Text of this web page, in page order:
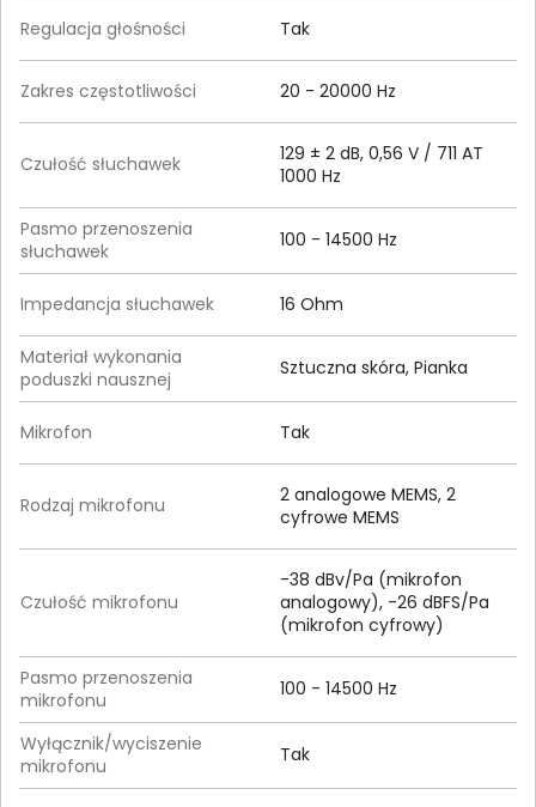
Regulacja głośności Tak
Zakres częstotliwości 20 - 20000 Hz
Czułość słuchawek
129 ± 2 dB, 0,56 V / 711 AT
1000 Hz
Pasmo przenoszenia
słuchawek
100 - 14500 Hz
Impedancja słuchawek 16 Ohm
Materiał wykonania
poduszki nausznej
Sztuczna skóra, Pianka
Mikrofon Tak
Rodzaj mikrofonu
2 analogowe MEMS, 2
cyfrowe MEMS
Czułość mikrofonu
-38 dBv/Pa (mikrofon
analogowy), -26 dBFS/Pa
(mikrofon cyfrowy)
Pasmo przenoszenia
mikrofonu
100 - 14500 Hz
Wyłącznik/wyciszenie
mikrofonu
Tak